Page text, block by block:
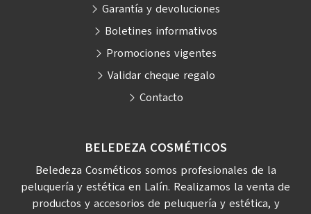
BELEDEZA COSMÉTICOS
Beledeza Cosméticos somos profesionales de la
peluquería y estética en Lalín. Realizamos la venta de
productos y accesorios de peluquería y estética, y
Garantía y devoluciones
Boletines informativos
Promociones vigentes
Validar cheque regalo
Contacto